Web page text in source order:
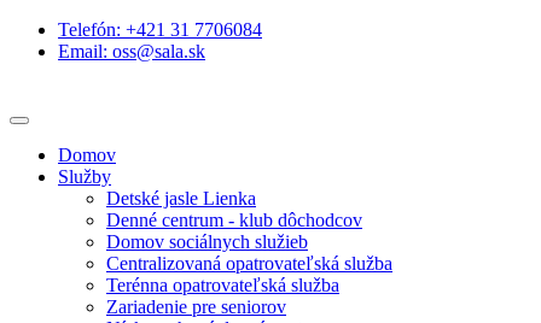
Telefón: +421 31 7706084
Email: oss@sala.sk
Domov
Služby
Detské jasle Lienka
Denné centrum - klub dôchodcov
Domov sociálnych služieb
Centralizovaná opatrovateľská služba
Terénna opatrovateľská služba
Zariadenie pre seniorov